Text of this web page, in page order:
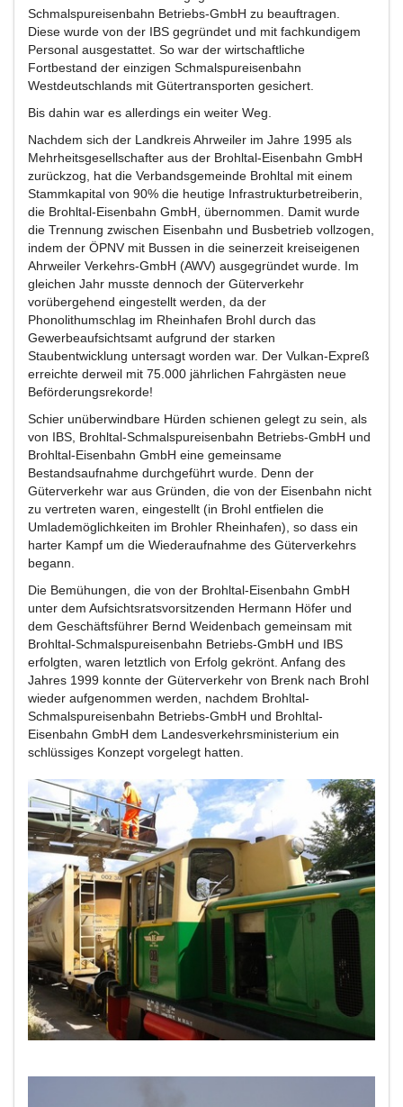
Schmalspureisenbahn Betriebs-GmbH zu beauftragen.
Diese wurde von der IBS gegründet und mit fachkundigem
Personal ausgestattet. So war der wirtschaftliche
Fortbestand der einzigen Schmalspureisenbahn
Westdeutschlands mit Gütertransporten gesichert.
Bis dahin war es allerdings ein weiter Weg.
Nachdem sich der Landkreis Ahrweiler im Jahre 1995 als
Mehrheitsgesellschafter aus der Brohltal-Eisenbahn GmbH
zurückzog, hat die Verbandsgemeinde Brohltal mit einem
Stammkapital von 90% die heutige Infrastrukturbetreiberin,
die Brohltal-Eisenbahn GmbH, übernommen. Damit wurde
die Trennung zwischen Eisenbahn und Busbetrieb vollzogen,
indem der ÖPNV mit Bussen in die seinerzeit kreiseigenen
Ahrweiler Verkehrs-GmbH (AWV) ausgegründet wurde. Im
gleichen Jahr musste dennoch der Güterverkehr
vorübergehend eingestellt werden, da der
Phonolithumschlag im Rheinhafen Brohl durch das
Gewerbeaufsichtsamt aufgrund der starken
Staubentwicklung untersagt worden war. Der Vulkan-Expreß
erreichte derweil mit 75.000 jährlichen Fahrgästen neue
Beförderungsrekorde!
Schier unüberwindbare Hürden schienen gelegt zu sein, als
von IBS, Brohltal-Schmalspureisenbahn Betriebs-GmbH und
Brohltal-Eisenbahn GmbH eine gemeinsame
Bestandsaufnahme durchgeführt wurde. Denn der
Güterverkehr war aus Gründen, die von der Eisenbahn nicht
zu vertreten waren, eingestellt (in Brohl entfielen die
Umlademöglichkeiten im Brohler Rheinhafen), so dass ein
harter Kampf um die Wiederaufnahme des Güterverkehrs
begann.
Die Bemühungen, die von der Brohltal-Eisenbahn GmbH
unter dem Aufsichtsratsvorsitzenden Hermann Höfer und
dem Geschäftsführer Bernd Weidenbach gemeinsam mit
Brohltal-Schmalspureisenbahn Betriebs-GmbH und IBS
erfolgten, waren letztlich von Erfolg gekrönt. Anfang des
Jahres 1999 konnte der Güterverkehr von Brenk nach Brohl
wieder aufgenommen werden, nachdem Brohltal-
Schmalspureisenbahn Betriebs-GmbH und Brohltal-
Eisenbahn GmbH dem Landesverkehrsministerium ein
schlüssiges Konzept vorgelegt hatten.